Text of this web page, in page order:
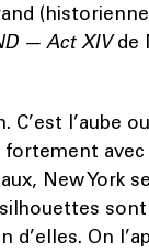
— Act XIVde
l’aube
avec
New York
d’elles. On